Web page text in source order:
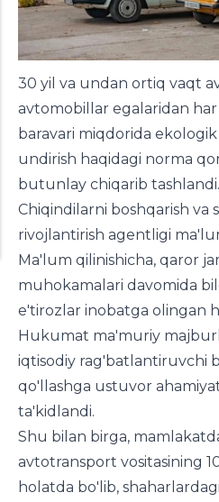
30 yil va undan ortiq vaqt
avtomobillar egalaridan
baravari miqdorida
undirish haqidagi norma
butunlay chiqarib
Chiqindilarni boshqarish va
rivojlantirish agentligi
Ma'lum qilinishicha, qaror
muhokamalari davomida
e'tirozlar inobatga olingan
Hukumat ma'muriy
iqtisodiy rag'batlantiruvchi
qo'llashga ustuvor
ta'kidlandi.
Shu bilan birga,
avtotransport vositasining
holatda bo'lib,